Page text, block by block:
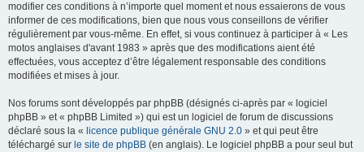
modifier ces conditions à n’importe quel moment et nous essaierons de vous
informer de ces modifications, bien que nous vous conseillons de vérifier
régulièrement par vous-même. En effet, si vous continuez à participer à « Les
motos anglaises d'avant 1983 » après que des modifications aient été
effectuées, vous acceptez d’être légalement responsable des conditions
modifiées et mises à jour.
Nos forums sont développés par phpBB (désignés ci-après par « logiciel
phpBB » et « phpBB Limited ») qui est un logiciel de forum de discussions
déclaré sous la « licence publique générale GNU 2.0 » et qui peut être
téléchargé sur le site de phpBB (en anglais). Le logiciel phpBB a pour seul but